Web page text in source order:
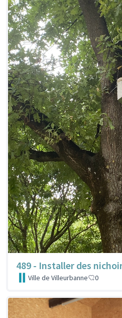
489 - Installer des
Ville de Villeurbanne 0